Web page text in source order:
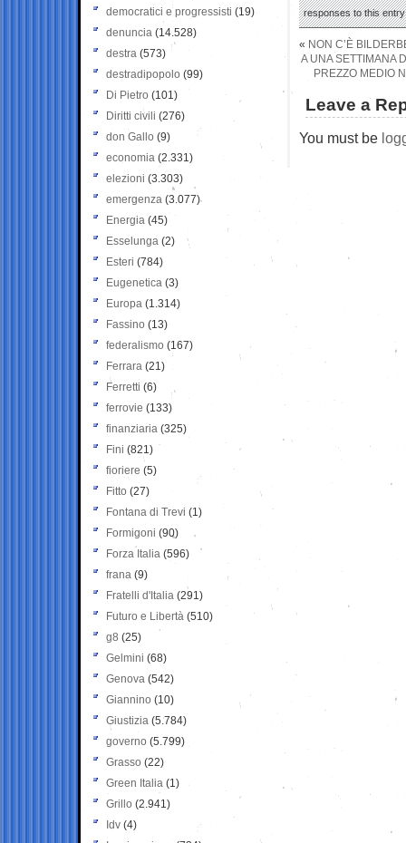
responses to this
« NON C’È
A UNA SETTIMANA
PREZZO MEDIO
Leave a
You must be
democratici e progressisti (19)
denuncia (14.528)
destra (573)
destradipopolo (99)
Di Pietro (101)
Diritti civili (276)
don Gallo (9)
economia (2.331)
elezioni (3.303)
emergenza (3.077)
Energia (45)
Esselunga (2)
Esteri (784)
Eugenetica (3)
Europa (1.314)
Fassino (13)
federalismo (167)
Ferrara (21)
Ferretti (6)
ferrovie (133)
finanziaria (325)
Fini (821)
fioriere (5)
Fitto (27)
Fontana di Trevi (1)
Formigoni (90)
Forza Italia (596)
frana (9)
Fratelli d'Italia (291)
Futuro e Libertà (510)
g8 (25)
Gelmini (68)
Genova (542)
Giannino (10)
Giustizia (5.784)
governo (5.799)
Grasso (22)
Green Italia (1)
Grillo (2.941)
Idv (4)